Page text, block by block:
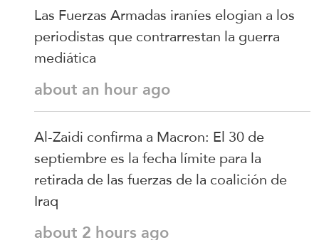
Las Fuerzas Armadas iraníes elogian a los
periodistas que contrarrestan la guerra
mediática
about an hour ago
Al-Zaidi confirma a Macron: El 30 de
septiembre es la fecha límite para la
retirada de las fuerzas de la coalición de
Iraq
about 2 hours ago